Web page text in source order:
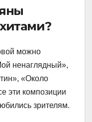
можно
ненаглядный»,
«Около
эти композиции
зрителям.